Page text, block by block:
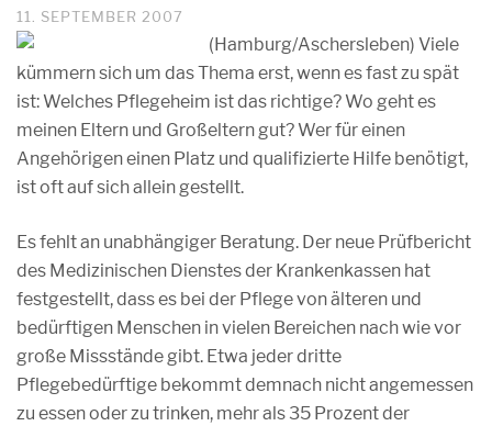
11. SEPTEMBER 2007
(Hamburg/Aschersleben) Viele
kümmern sich um das Thema erst, wenn es fast zu spät
ist: Welches Pflegeheim ist das richtige? Wo geht es
meinen Eltern und Großeltern gut? Wer für einen
Angehörigen einen Platz und qualifizierte Hilfe benötigt,
ist oft auf sich allein gestellt.
Es fehlt an unabhängiger Beratung. Der neue Prüfbericht
des Medizinischen Dienstes der Krankenkassen hat
festgestellt, dass es bei der Pflege von älteren und
bedürftigen Menschen in vielen Bereichen nach wie vor
große Missstände gibt. Etwa jeder dritte
Pflegebedürftige bekommt demnach nicht angemessen
zu essen oder zu trinken, mehr als 35 Prozent der